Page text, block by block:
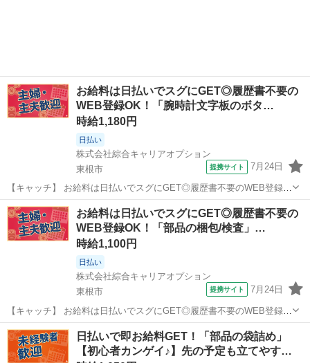
お給料は日払いでスグにGET◎履歴書不要の
WEB登録OK！「腕時計文字板のボタ…
時給1,180円
日払い
株式会社綜合キャリアオプション
東根市
提携サイト 7月24日
【キャッチ】 お給料は日払いでスグにGET◎履歴書不要のWEB登録
OK！「腕時計文字板のボタン操作」高時給1180円！さくらんぼ東根周
辺！20代～40代のスタッフが多数活躍中★ 【コメント】 製造のお仕
事をお探しの方必見！...
山形 東根市 工場
お給料は日払いでスグにGET◎履歴書不要の
WEB登録OK！「部品の梱包/検査」…
時給1,100円
日払い
株式会社綜合キャリアオプション
東根市
提携サイト 7月24日
【キャッチ】 お給料は日払いでスグにGET◎履歴書不要のWEB登録
OK！「機械オペレーター」高時給1100円～1300円！神町周辺！20代
～40代のスタッフが多数活躍中★ 【コメント】 製造のお仕事をお探し
におススメ♪ ...
山形 東根市 工場
日払いで即お給料GET！「部品の袋詰め」
【初心者カンゲイ♪】先の予定も立てやす…